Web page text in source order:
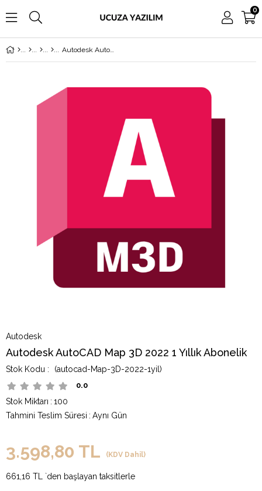
0
Autodesk AutoCAD Map 3D 2022 1 Yıllık Abonelik
Autodesk
Autodesk AutoCAD Map 3D 2022 1 Yıllık Abonelik
(autocad-Map-3D-2022-1yil)
0.0
Stok Miktarı : 100
Tahmini Teslim Süresi : Aynı Gün
3.598,80 TL (KDV Dahil)
661,16 TL `den başlayan taksitlerle